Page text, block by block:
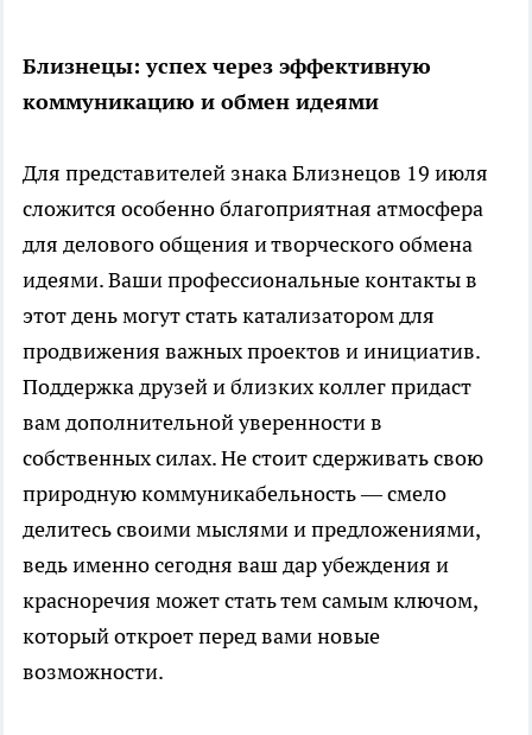
Близнецы: успех через эффективную
коммуникацию и обмен идеями
Для представителей знака Близнецов 19 июля
сложится особенно благоприятная атмосфера
для делового общения и творческого обмена
идеями. Ваши профессиональные контакты в
этот день могут стать катализатором для
продвижения важных проектов и инициатив.
Поддержка друзей и близких коллег придаст
вам дополнительной уверенности в
собственных силах. Не стоит сдерживать свою
природную коммуникабельность — смело
делитесь своими мыслями и предложениями,
ведь именно сегодня ваш дар убеждения и
красноречия может стать тем самым ключом,
который откроет перед вами новые
возможности.